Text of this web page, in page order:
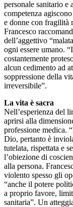
personale sanitario
competenza
e donne con fragilità
Francesco
dell’aggettivo
ogni essere umano.
costantemente
alcun cedimento ad
soppressione della
irreversibile”.
La vita è sacra
Nell’esperienza del
aprirsi alla
professione medica.
Dio, pertanto è
tutelata, rispettata e
l’obiezione di
alla persona.
violento spesso gli
“anche il potere
a proprio favore,
sanitaria”. Un